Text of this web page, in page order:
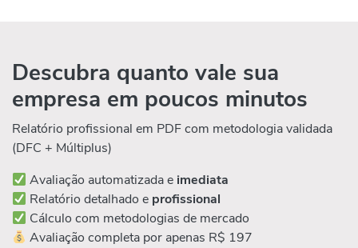
Descubra quanto vale sua
empresa em poucos minutos
Relatório profissional em PDF com metodologia validada
(DFC + Múltiplus)
Avaliação automatizada e imediata
Relatório detalhado e profissional
Cálculo com metodologias de mercado
Avaliação completa por apenas R$ 197